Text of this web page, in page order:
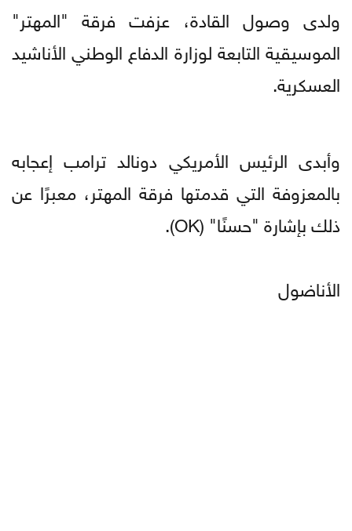
ولدى وصول القادة، عزفت فرقة "المهتر"
الموسيقية التابعة لوزارة الدفاع الوطني الأناشيد
العسكرية.
وأبدى الرئيس الأمريكي دونالد ترامب إعجابه
بالمعزوفة التي قدمتها فرقة المهتر، معبرًا عن
ذلك بإشارة "حسنًا" (OK).
الأناضول